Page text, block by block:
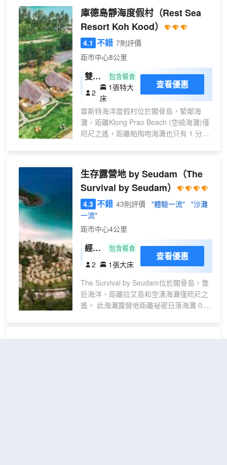
器具。值得注意的是，部分客房浴室配有
浴袍、毛巾或吹風機，為您提供便利。 藏
身地-庫德島為您提供免費早餐，讓您輕鬆
開始新的一天。 若您不想外出就餐，酒店
提供的美食力求滿足您的需求。入住後，
別忘記體驗住宿提供的娛樂設施，度過一
個愉快的夜晚。您想要自己做飯嗎？如果
是的話，您一定會喜歡住宿內提供的烹飪
設備。您可全天參與藏身地-庫德島提供的
各種娛樂活動。您每天都可以享受住宿的
泳池，盡情跳入水中或暢遊幾圈，恢復身
心活力，享受神清氣爽的感覺。
離開時享受無縫高效的體驗。 使用住宿提
供的交通服務，輕鬆探索狗骨島。 自駕前
來的客人可享受住宿提供的免費停車。提
供禮賓服務等接待服務，力求滿足您的需
求。如果想體驗城市的熱門娛樂活動，請
諮詢住宿的票務服務以進行預訂。 入住狗
骨島素安雅度假村與水療中心，無需大包
小包，洗衣服務可確保您的衣服保持乾
淨。渴望放鬆？客房送餐服務等房內設施
可讓您充分享受在客房內的時光。 對於想
要吸煙的客人，您可前往指定吸煙區吸
煙。每間客房均以舒適為宗旨，提供一系
列設施服務，讓您享受靜謐的睡眠，同時
島素安雅度假村與水療中心的部分客房展
示了獨特的設計元素，例如獨立的起居
室，甚至是陽台或露台。 部分客房配有室
內視頻流媒體、每日報紙或電視等室內娛
樂設施，為客人提供愉快的入住體驗。請
放心，在某些客房中，您可以找到沖泡咖
啡或茶的器具。 值得注意的是，部分客房
浴室配有浴袍、毛巾或吹風機，為您提供
便利。 狗骨島素安雅度假村與水療中心為
您提供免費早餐，讓您輕鬆開始新的一
天。您可以在住宿內的咖啡廳品嚐優質咖
啡，體驗清新早晨的喜悅。 若您不想外出
就餐，酒店提供的美食力求滿足您的需
庫德島靜海度假村（Rest Sea
Resort Koh Kood）
4.1 不錯 7則評價
距市中心8公里
雙床
別墅
包含餐食
2
1張特大
床
查看優惠
雷斯特海洋度假村位於閣骨島，緊鄰海
灘，距離Klong Prao Beach (空繞海灘)僅
咫尺之遙，距離帕掏咆海灘也只有 1 分鐘
（0.1 公里）。 您可充分利用室外游泳池
等度假設施，或者到露台和花園欣賞美
景。此酒店的其他特色包括免費 WiFi和旅
遊/票務服務。 您可以去服務雷斯特海洋度
假村住客的Rest Sea享用美味餐飲。您可
一番。每天 07:00 至 10:00 提供收費的自
助式早餐。 特色服務/設施包括前台保管箱
和電梯。 有 15 間空調客房提供迷你吧和
平板電視；您定能在旅途中找到家的舒
適。提供免費無線網絡，方便您與朋友保
持聯繫。配備淋浴設施的私人浴室提供大
花灑淋浴噴頭和免費洗浴用品。便利設施
包括保險箱和免費瓶裝水；而且每天提供
生存露營地 by Seudam （The
Survival by Seudam）
4.3 不錯 43則評價 "體驗一流"
"沙灘
一流"
距市中心4公里
經濟
逃逸
帳篷
包含餐食
2 1張大床
查看優惠
The Survival by Seudam位於閣骨島，靠
近海洋，距離拉艾島和空漢海灘僅咫尺之
遙。 此海灘露營地距離祕密日落海灘 0.1